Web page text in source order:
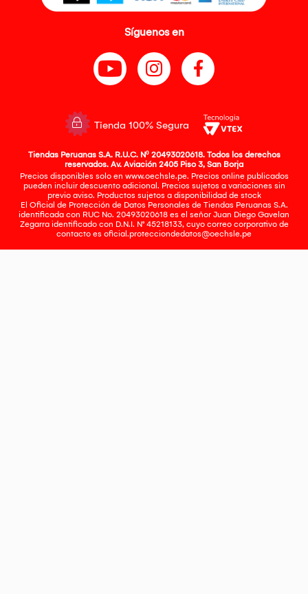
Síguenos en
Tienda 100% Segura
Tiendas Peruanas S.A. R.U.C. Nº 20493020618. Todos los derechos
reservados. Av. Aviación 2405 Piso 3, San Borja
Precios disponibles solo en www.oechsle.pe. Precios online publicados
pueden incluir descuento adicional. Precios sujetos a variaciones sin
previo aviso. Productos sujetos a disponibilidad de stock
El Oficial de Protección de Datos Personales de Tiendas Peruanas S.A.
identificada con RUC No. 20493020618 es el señor Juan Diego Gavelan
Zegarra identificado con D.N.I. N° 45218133, cuyo correo corporativo de
contacto es oficial.protecciondedatos@oechsle.pe